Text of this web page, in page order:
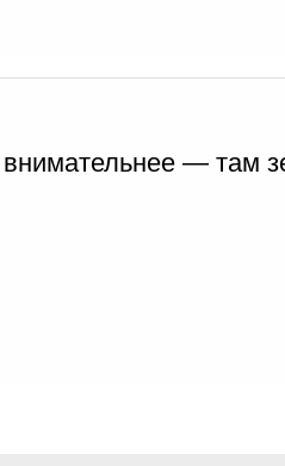
— там